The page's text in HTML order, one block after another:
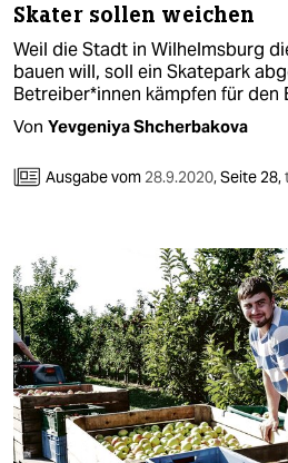
öko
gesellschaft
kultur
sport
nord
wahrheit
verlag
verlag
Skater sollen weichen
Weil die Stadt in Wilhelmsburg
bauen will, soll ein Skatepark
Betreiber*innen kämpfen für den
Von Yevgeniya Shcherbakova
Ausgabe vom 28.9.2020,Seite 28,